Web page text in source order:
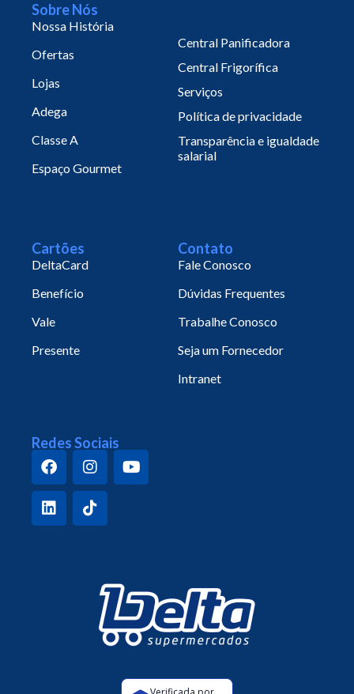
Sobre Nós
Nossa História
Ofertas
Lojas
Adega
Classe A
Espaço Gourmet
Central Panificadora
Central Frigorífica
Serviços
Política de privacidade
Transparência e igualdade
salarial
Cartões
DeltaCard
Benefício
Vale
Presente
Contato
Fale Conosco
Dúvidas Frequentes
Trabalhe Conosco
Seja um Fornecedor
Intranet
Redes Sociais